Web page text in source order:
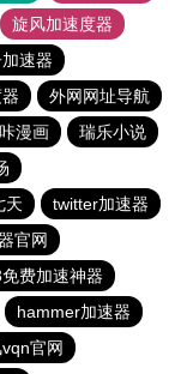
旋风加速度器
速器
外网网址导航
漫画
瑞乐小说
天
twitter加速器
官网
费加速神器
hammer加速器
官网